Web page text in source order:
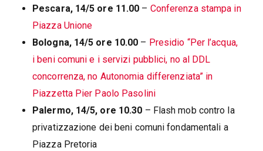
Pescara, 14/5 ore 11.00 – Conferenza stampa in
Piazza Unione
Bologna, 14/5 ore 10.00 – Presidio “Per l’acqua,
i beni comuni e i servizi pubblici, no al DDL
concorrenza, no Autonomia differenziata” in
Piazzetta Pier Paolo Pasolini
Palermo, 14/5, ore 10.30 – Flash mob contro la
privatizzazione dei beni comuni fondamentali a
Piazza Pretoria